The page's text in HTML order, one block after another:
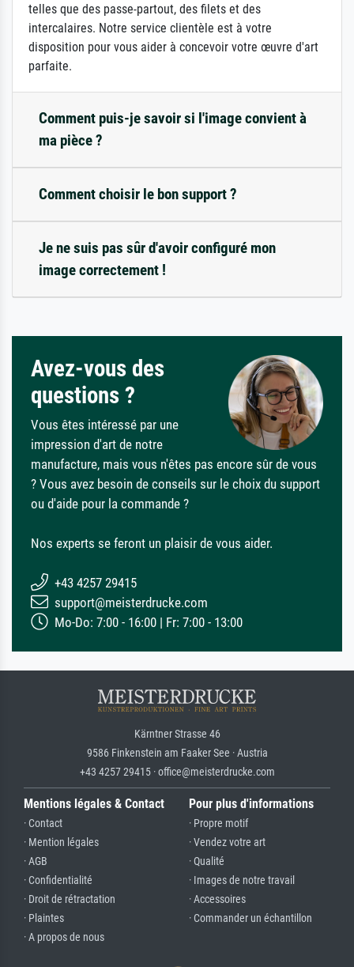
telles que des passe-partout, des filets et des
intercalaires. Notre service clientèle est à votre
disposition pour vous aider à concevoir votre œuvre d'art
parfaite.
Comment puis-je savoir si l'image convient à
ma pièce ?
Comment choisir le bon support ?
Je ne suis pas sûr d'avoir configuré mon
image correctement !
Avez-vous des
questions ?
Vous êtes intéressé par une
impression d'art de notre
manufacture, mais vous n'êtes pas encore sûr de vous
? Vous avez besoin de conseils sur le choix du support
ou d'aide pour la commande ?
Nos experts se feront un plaisir de vous aider.
+43 4257 29415
support@meisterdrucke.com
Mo-Do: 7:00 - 16:00 | Fr: 7:00 - 13:00
Kärntner Strasse 46
9586 Finkenstein am Faaker See · Austria
+43 4257 29415 · office@meisterdrucke.com
Mentions légales & Contact
· Contact
· Mention légales
· AGB
· Confidentialité
· Droit de rétractation
· Plaintes
· A propos de nous
Pour plus d'informations
· Propre motif
· Vendez votre art
· Qualité
· Images de notre travail
· Accessoires
· Commander un échantillon